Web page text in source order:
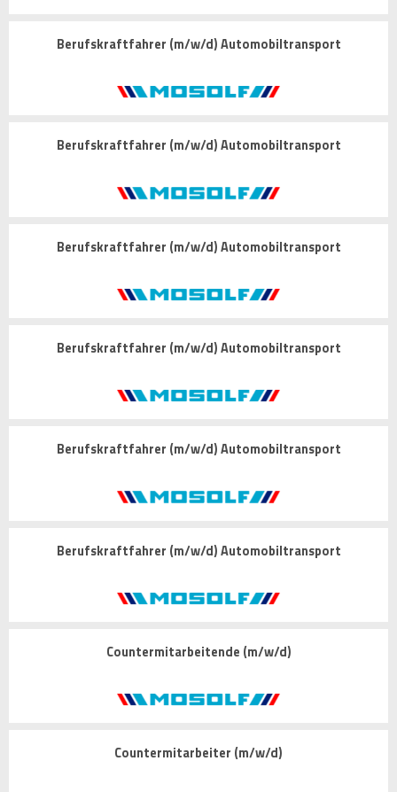
Berufskraftfahrer (m/w/d) Automobiltransport
Berufskraftfahrer (m/w/d) Automobiltransport
Berufskraftfahrer (m/w/d) Automobiltransport
Berufskraftfahrer (m/w/d) Automobiltransport
Berufskraftfahrer (m/w/d) Automobiltransport
Berufskraftfahrer (m/w/d) Automobiltransport
Countermitarbeitende (m/w/d)
Countermitarbeiter (m/w/d)